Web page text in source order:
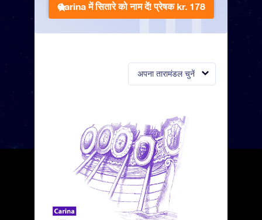
अपना तारामंडल चुनें
Carina में सितारे को नाम दें!प्रेषक kr. 178